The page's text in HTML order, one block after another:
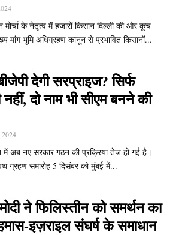
के नेतृत्व में हजारों किसान दिल्ली की ओर कूच
मांग भूमि अधिग्रहण कानून से प्रभावित किसानों...
देगी सरप्राइज? सिर्फ
दो नाम भी सीएम बनने की
में अब नए सरकार गठन की प्रक्रिया तेज हो गई है।
ग्रहण समारोह 5 दिसंबर को मुंबई में...
ने फिलिस्तीन को समर्थन का
इज़राइल संघर्ष के समाधान